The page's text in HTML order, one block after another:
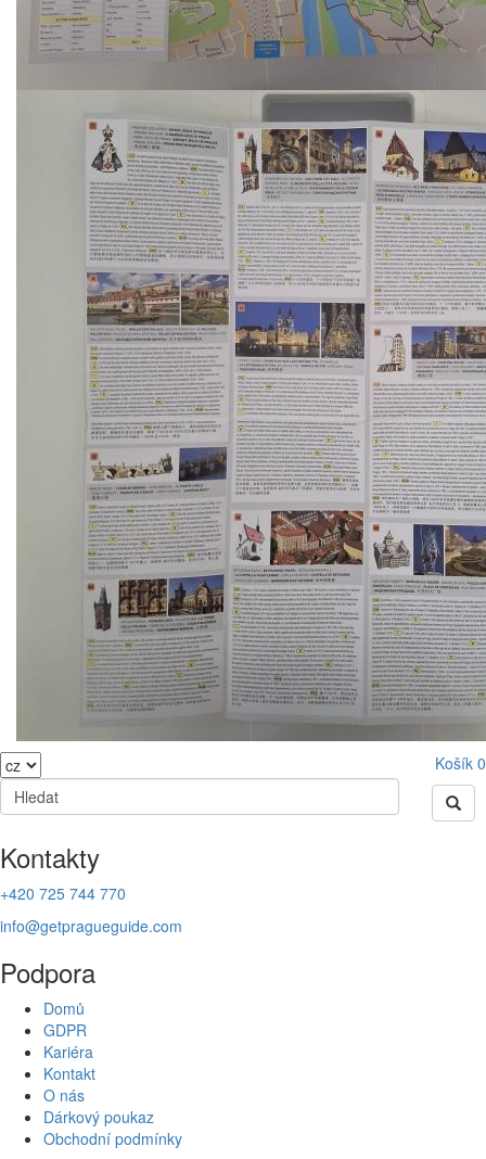
Košík 0
Kontakty
+420 725 744 770
info@getpragueguide.com
Podpora
Domů
GDPR
Kariéra
Kontakt
O nás
Dárkový poukaz
Obchodní podmínky